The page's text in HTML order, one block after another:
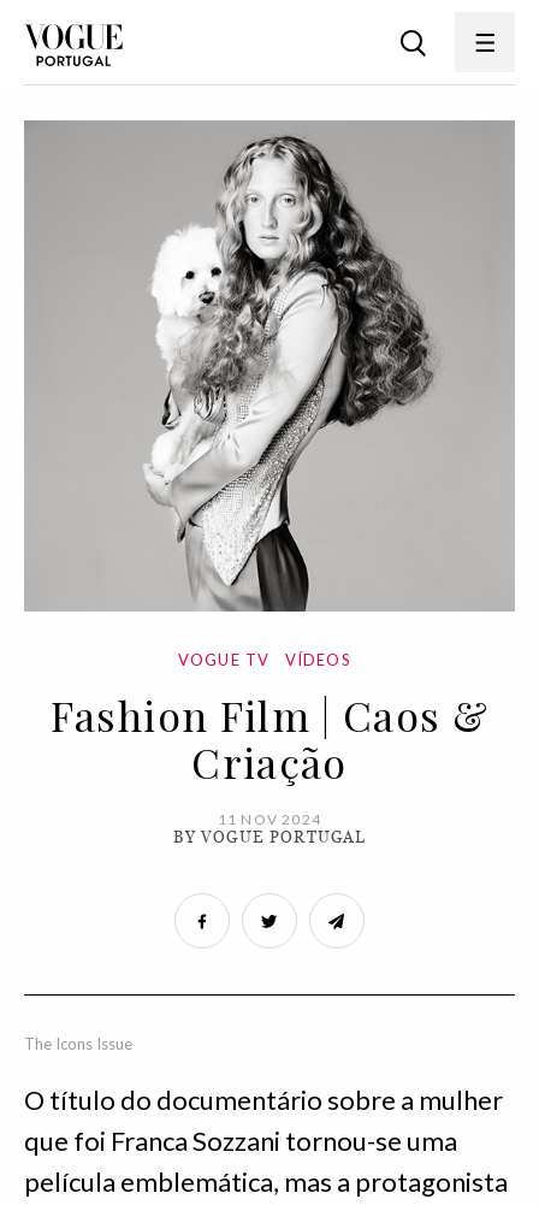
VOGUE TV VÍDEOS
Fashion Film | Caos &
Criação
11 NOV 2024
BY VOGUE PORTUGAL
The Icons Issue
O título do documentário sobre a mulher
que foi Franca Sozzani tornou-se uma
película emblemática, mas a protagonista